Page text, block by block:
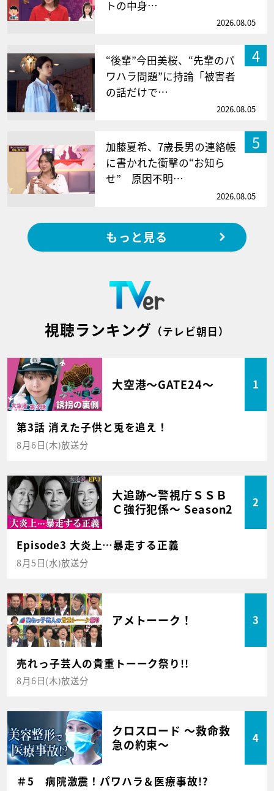
トの中身…
2026.08.05
4
“後輩”今田美桜、“先輩のパ
ワハラ問題”に持論「被害者
の話だけで…
2026.08.05
5
加藤夏希、7歳長男の連絡帳
に書かれた衝撃の“お知ら
せ” 原因不明…
2026.08.05
もっと見る
視聴ランキング （テレビ朝日）
大空港～GATE24～ 1
第3話 消えた子供と兎を追え！
8月6日(木)放送分
大追跡～警視庁ＳＳＢ
Ｃ強行犯係～ Season2
2
Episode3 大炎上…暴走する正義
8月5日(水)放送分
アメトーーク！ 3
売れっ子芸人の貴重トーーク祭り!!
8月6日(木)放送分
クロスロード ～救命救
急の約束～
4
＃5 病院激震！パワハラ＆医療事故!?